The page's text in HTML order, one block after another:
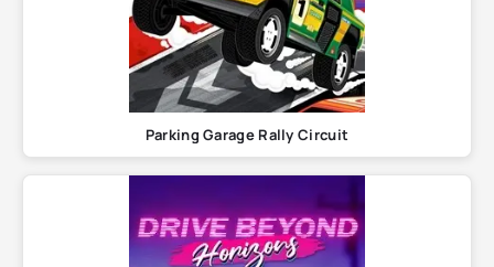
Parking Garage Rally Circuit